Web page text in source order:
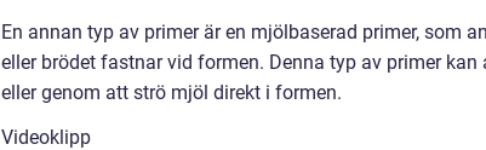
En annan typ av primer är en mjölbaserad primer, som
eller brödet fastnar vid formen. Denna typ av primer
eller genom att strö mjöl direkt i formen.
Videoklipp